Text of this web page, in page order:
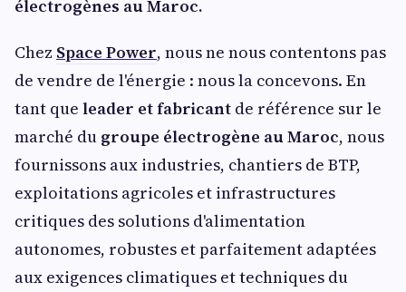
électrogènes au Maroc.
Chez Space Power, nous ne nous contentons pas
de vendre de l'énergie : nous la concevons. En
tant que leader et fabricant de référence sur le
marché du groupe électrogène au Maroc, nous
fournissons aux industries, chantiers de BTP,
exploitations agricoles et infrastructures
critiques des solutions d'alimentation
autonomes, robustes et parfaitement adaptées
aux exigences climatiques et techniques du